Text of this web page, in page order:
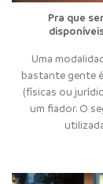
Pra que
Uma
bastante gente
(físicas ou
um fiador. O